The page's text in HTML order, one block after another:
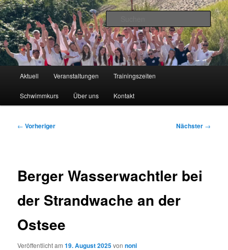
Zum
primären
Inhalt
springenWasserwacht Berg
Aktuell Veranstaltungen Trainingszeiten
Schwimmkurs Über uns Kontakt
Beitragsnavigation
← Vorheriger Nächster →
Berger Wasserwachtler bei
der Strandwache an der
Ostsee
Veröffentlicht am19. August 2025vonnoni